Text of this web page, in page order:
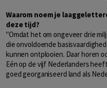
Waarom noem je
deze tijd?
"Omdat het om ongeveer drie
die onvoldoende
kunnen ontplooien. Daar horen
Eén op de vijf Nederlanders
goed georganiseerd land als